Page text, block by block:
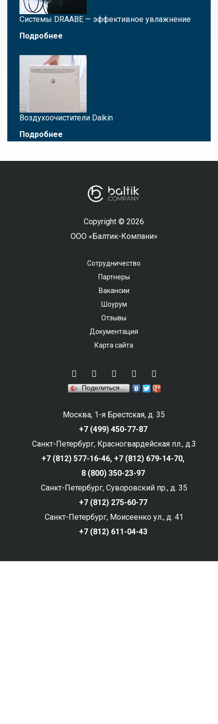
Системы DRAABE — эффективное увлажнение
Подробнее
Воздухоочистители Daikin
Подробнее
Copyright © 2026
ООО «Балтик-Компани»
Сотрудничество
Партнеры
Вакансии
Шоурум
Отзывы
Документация
Карта сайта
Поделиться…
Москва, 1-я Брестская, д. 35
+7 (499) 450-77-87
Санкт-Петербург, Красногвардейская пл., д.3
+7 (812) 577-16-46, +7 (812) 679-14-70,
8 (800) 350-23-97
Санкт-Петербург, Суворовский пр., д. 35
+7 (812) 275-60-77
Санкт-Петербург, Моисеенко ул., д. 41
+7 (812) 611-04-43